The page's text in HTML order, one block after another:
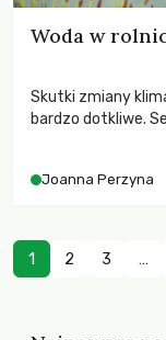
Woda w
Skutki zmiany
bardzo dotkliwe.
zachodzących
Joanna Perzyna
1 2 3 …